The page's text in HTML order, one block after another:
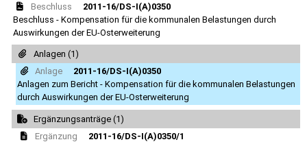
Beschluss
2011-16/DS-I(A)0350
Beschluss - Kompensation für die kommunalen Belastungen durch
Auswirkungen der EU-Osterweiterung
Anlagen (1)
Anlage
2011-16/DS-I(A)0350
Anlagen zum Bericht - Kompensation für die kommunalen Belastungen
durch Auswirkungen der EU-Osterweiterung
Ergänzungsanträge (1)
Ergänzung
2011-16/DS-I(A)0350/1